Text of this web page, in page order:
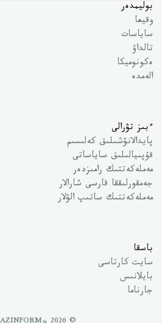
بوليمدەر
وقيعا
ساياسات
تالداۋ
ەكونوميكا
الەمدە
ءبىز تۋرالى
پايدالانۋشىلىق كەلىسىم
قۇپىيالىلىق ساياساتى
مەملەكەتتىك رامىزدەر
جەمقورلىققا قارسى شارالار
مەملەكەتتىك ساتىپ الۋلار
باسقا
سايت كارتاسى
بايلانىس
جارناما